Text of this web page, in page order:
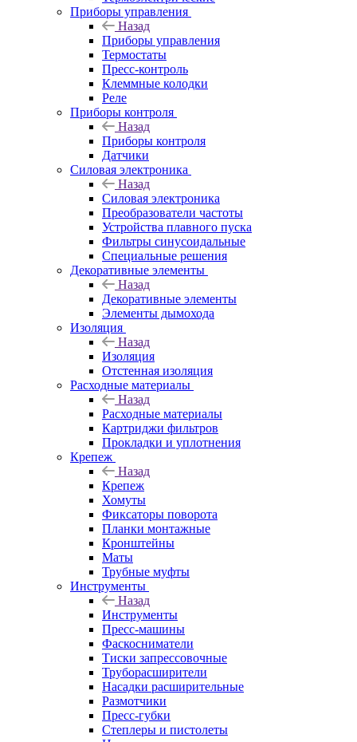
Приборы управления
Назад
Приборы управления
Термостаты
Пресс-контроль
Клеммные колодки
Реле
Приборы контроля
Назад
Приборы контроля
Датчики
Силовая электроника
Назад
Силовая электроника
Преобразователи частоты
Устройства плавного пуска
Фильтры синусоидальные
Специальные решения
Декоративные элементы
Назад
Декоративные элементы
Элементы дымохода
Изоляция
Назад
Изоляция
Отстенная изоляция
Расходные материалы
Назад
Расходные материалы
Картриджи фильтров
Прокладки и уплотнения
Крепеж
Назад
Крепеж
Хомуты
Фиксаторы поворота
Планки монтажные
Кронштейны
Маты
Трубные муфты
Инструменты
Назад
Инструменты
Пресс-машины
Фаскосниматели
Тиски запрессовочные
Труборасширители
Насадки расширительные
Размотчики
Пресс-губки
Степлеры и пистолеты